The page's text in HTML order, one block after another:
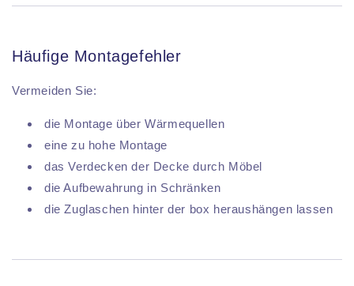
Häufige Montagefehler
Vermeiden Sie:
die Montage über Wärmequellen
eine zu hohe Montage
das Verdecken der Decke durch Möbel
die Aufbewahrung in Schränken
die Zuglaschen hinter der box heraushängen lassen